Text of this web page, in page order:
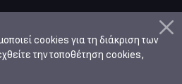
cookies για τη διάκριση των
την τοποθέτηση cookies,